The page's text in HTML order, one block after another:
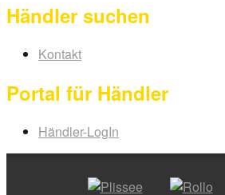
Händler suchen
Kontakt
Portal für Händler
Händler-LogIn